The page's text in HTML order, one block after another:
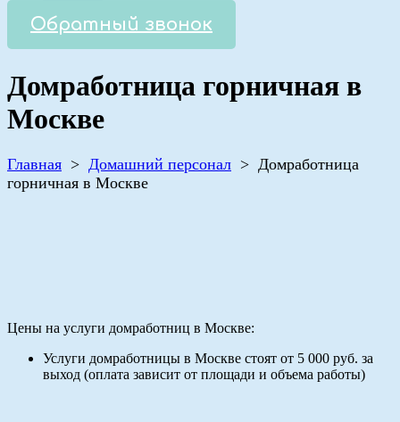
Обратный звонок
Домработница горничная в
Москве
Главная > Домашний персонал > Домработница
горничная в Москве
Цены на услуги домработниц в Москве:
Услуги домработницы в Москве стоят от 5 000 руб. за
выход (оплата зависит от площади и объема работы)